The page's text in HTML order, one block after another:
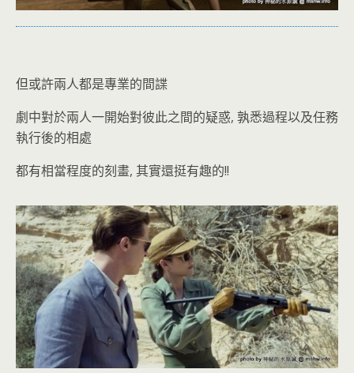
但或許兩人都是專業的間諜
劇中對於兩人一開始對彼此之間的疑惑, 孰悉過程以及任務
執行後的相處
都有相當程度的刻畫, 其實還挺有趣的!!